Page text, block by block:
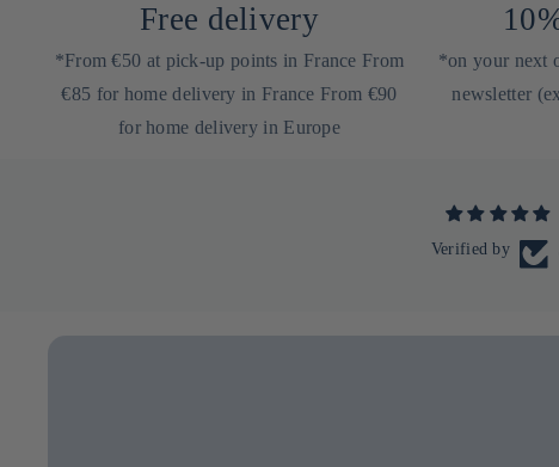
Free delivery
*From €50 at pick-up points in France From
€85 for home delivery in France From €90
for home delivery in Europe
*on your next
newsletter
Verified by